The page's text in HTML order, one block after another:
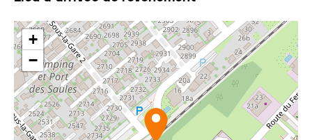
+
−